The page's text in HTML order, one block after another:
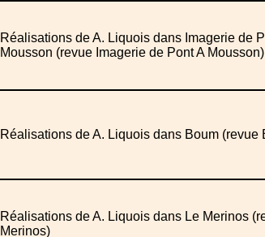
Réalisations de A. Liquois dans Imagerie de
Mousson (revue Imagerie de Pont A Mousson)
Réalisations de A. Liquois dans Boum (revue
Réalisations de A. Liquois dans Le Merinos
Merinos)